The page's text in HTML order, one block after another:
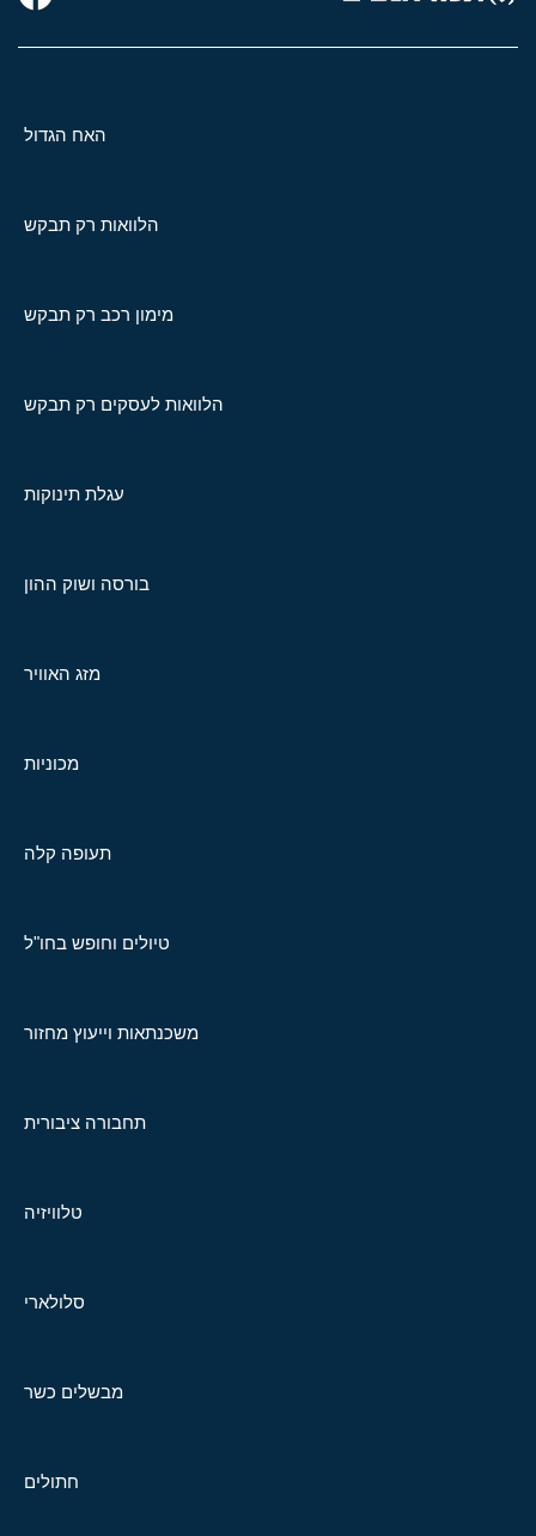
האח הגדול
הלוואות רק תבקש
מימון רכב רק תבקש
הלוואות לעסקים רק תבקש
עגלת תינוקות
בורסה ושוק ההון
מזג האוויר
מכוניות
תעופה קלה
טיולים וחופש בחו"ל
משכנתאות וייעוץ מחזור
תחבורה ציבורית
טלוויזיה
סלולארי
מבשלים כשר
חתולים